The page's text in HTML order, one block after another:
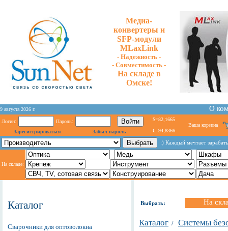
Медиа-
конвертеры и
SFP-модули
MLaxLink
- Надежность -
- Cовместимость -
На складе в
Омске!
9 августа 2026 г. О
Логин:
Пароль:
Зарегистрироваться
Забыл пароль
$=82,1665
€=94,8366
Ваша корзина
:) Каждый мечтает
На складе:
Каталог
Сварочники для оптоволокна
Выбрать: На
Каталог / Системы